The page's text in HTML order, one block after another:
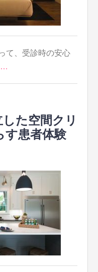
て、受診時の安心
…
た空間クリ
す患者体験